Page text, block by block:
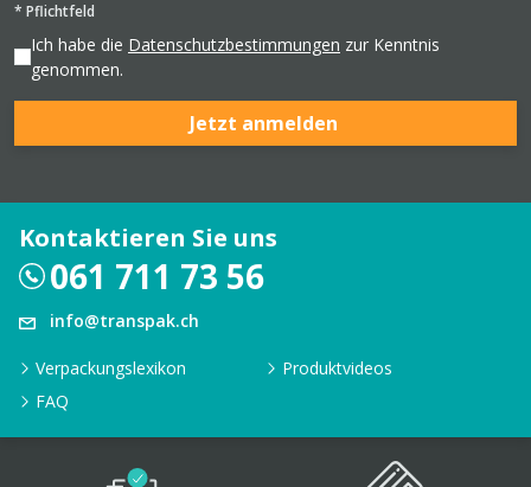
* Pflichtfeld
Ich habe die Datenschutzbestimmungen zur Kenntnis
genommen.
Jetzt anmelden
Kontaktieren Sie uns
061 711 73 56
info@transpak.ch
Verpackungslexikon
Produktvideos
FAQ